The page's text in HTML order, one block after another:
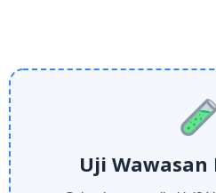
Uji